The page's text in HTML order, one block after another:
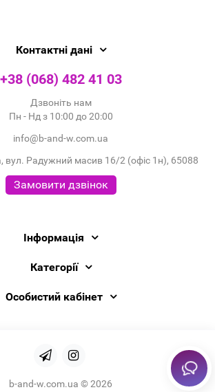
Контактні дані
+38 (068) 482 41 03
Дзвоніть нам
Пн - Нд з 10:00 до 20:00
info@b-and-w.com.ua
вул. Радужний масив 16/2 (офіс 1н), 65088
Замовити дзвінок
Інформація
Категорії
Особистий кабінет
b-and-w.com.ua © 2026